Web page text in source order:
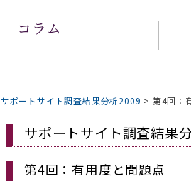
コラム
サポートサイト調査結果分析2009 > 第4回：
サポートサイト調査結果
第4回：有用度と問題点